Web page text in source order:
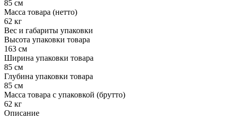
85 см
Масса товара (нетто)
62 кг
Вес и габариты упаковки
Высота упаковки товара
163 см
Ширина упаковки товара
85 см
Глубина упаковки товара
85 см
Масса товара с упаковкой (брутто)
62 кг
Описание